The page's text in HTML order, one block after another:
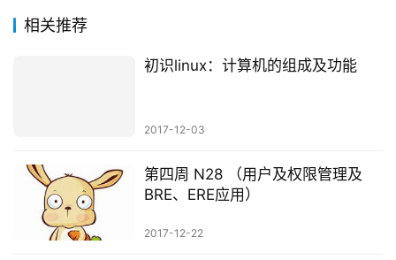
相关推荐
初识linux：计算机的组成及功能
2017-12-03
第四周 N28 （用户及权限管理及
BRE、ERE应用）
2017-12-22